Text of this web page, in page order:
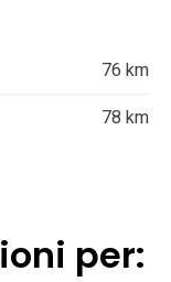
76 km
78 km
per: